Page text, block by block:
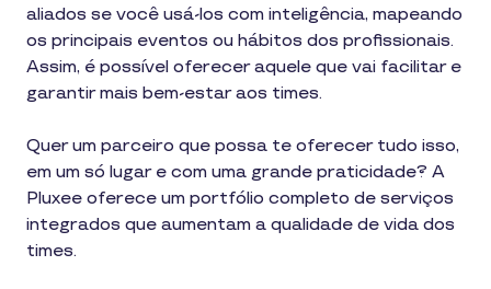
aliados se você usá-los com inteligência, mapeando
os principais eventos ou hábitos dos profissionais.
Assim, é possível oferecer aquele que vai facilitar e
garantir mais bem-estar aos times.
Quer um parceiro que possa te oferecer tudo isso,
em um só lugar e com uma grande praticidade? A
Pluxee oferece um portfólio completo de serviços
integrados que aumentam a qualidade de vida dos
times.